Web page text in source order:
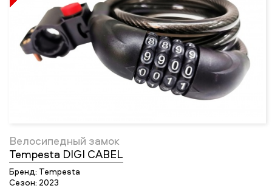
Велосипедный замок
Tempesta DIGI CABEL
Бренд: Tempesta
Сезон: 2023